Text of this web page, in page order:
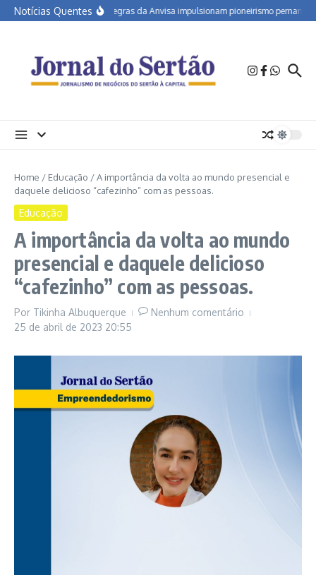
Ir para o conteúdo
Notícias QuentesNovas regras da Anvisa impulsionam pioneirismo
Home / Educação /A importância da volta ao mundo presencial e
daquele delicioso “cafezinho” com as pessoas.
Educação
A importância da volta ao mundo
presencial e daquele delicioso
“cafezinho” com as pessoas.
Por Tikinha Albuquerque
Nenhum comentário
25 de abril de 2023 20:55